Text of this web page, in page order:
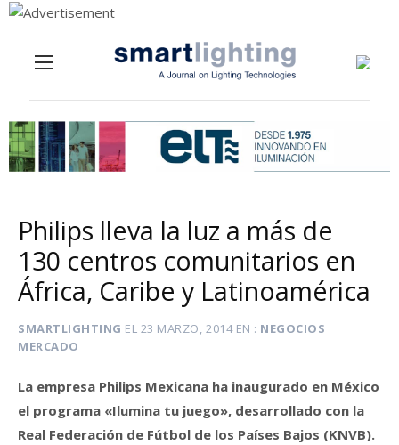
Philips lleva la luz a más de
130 centros comunitarios en
África, Caribe y Latinoamérica
SMARTLIGHTING EL 23 MARZO, 2014EN
NEGOCIOS
MERCADO
La empresa Philips Mexicana ha inaugurado en México
el programa «Ilumina tu juego», desarrollado con la
Real Federación de Fútbol de los Países Bajos (KNVB).